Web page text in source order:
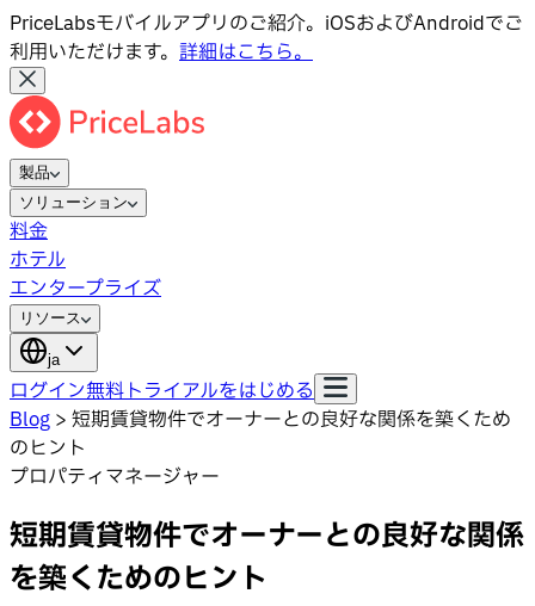
PriceLabsモバイルアプリのご紹介。iOSおよびAndroidでご
利用いただけます。 詳細はこちら。
製品
ソリューション
料金
ホテル
エンタープライズ
リソース
ja
ログイン無料トライアルをはじめる
Blog > 短期賃貸物件でオーナーとの良好な関係を築くため
のヒント
プロパティマネージャー
短期賃貸物件でオーナーとの良好な関係
を築くためのヒント